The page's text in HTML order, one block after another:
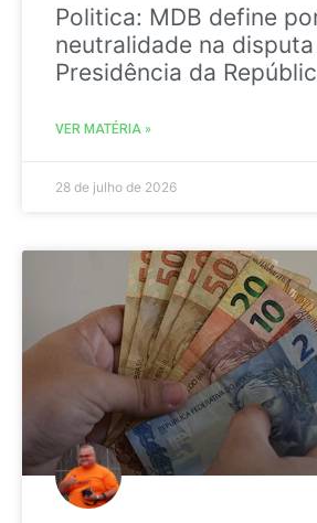
Politica: MDB define
neutralidade na
Presidência da
VER MATÉRIA »
28 de julho de 2026